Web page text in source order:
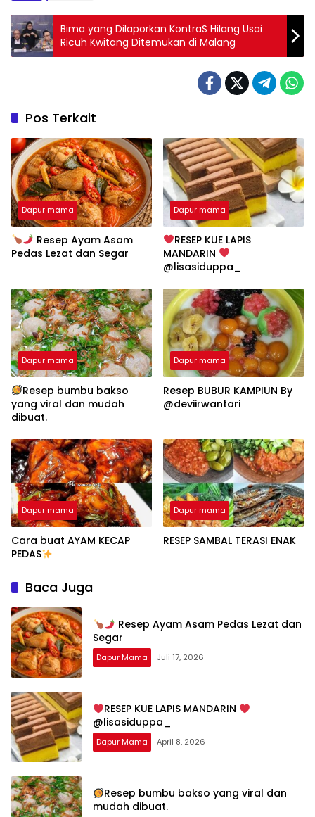
Bima yang Dilaporkan KontraS Hilang Usai
Ricuh Kwitang Ditemukan di Malang
Pos Terkait
Dapur mama
Resep Ayam Asam
Pedas Lezat dan Segar
Dapur mama
RESEP KUE LAPIS
MANDARIN
@lisasiduppa_
Dapur mama
Resep bumbu bakso
yang viral dan mudah
dibuat.
Dapur mama
Resep BUBUR KAMPIUN By
@deviirwantari
Dapur mama
Cara buat AYAM KECAP
PEDAS
Dapur mama
RESEP SAMBAL TERASI ENAK
Baca Juga
Resep Ayam Asam Pedas Lezat dan
Segar
Dapur Mama Juli 17, 2026
RESEP KUE LAPIS MANDARIN
@lisasiduppa_
Dapur Mama April 8, 2026
Resep bumbu bakso yang viral dan
mudah dibuat.